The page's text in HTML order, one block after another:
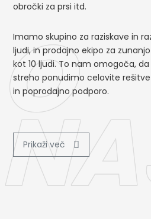
obročki za prsi itd.
Imamo skupino za raziskave in
ljudi, in prodajno ekipo za
kot 10 ljudi. To nam omogoča,
streho ponudimo celovite
in poprodajno podporo.
Prikaži več
O